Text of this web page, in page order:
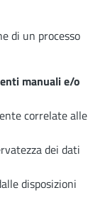
di un processo
manuali e/o
correlate alle
dei dati
disposizioni